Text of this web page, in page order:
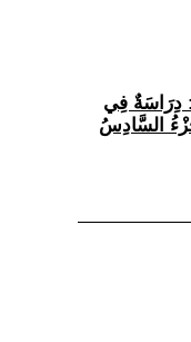
دِرَاسَةٌ فِي
السَّادِسُ